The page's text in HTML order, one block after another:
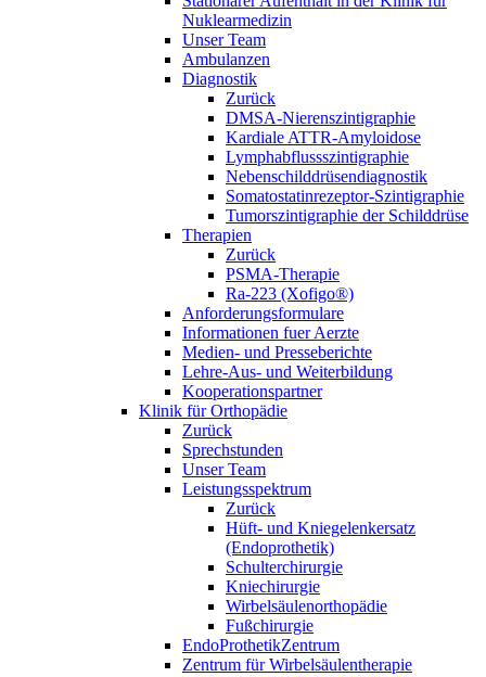
Nuklearmedizin
Unser Team
Ambulanzen
Diagnostik
Zurück
DMSA-Nierenszintigraphie
Kardiale ATTR-Amyloidose
Lymphabflussszintigraphie
Nebenschilddrüsendiagnostik
Somatostatinrezeptor-Szintigraphie
Tumorszintigraphie der Schilddrüse
Therapien
Zurück
PSMA-Therapie
Ra-223 (Xofigo®)
Anforderungsformulare
Informationen fuer Aerzte
Medien- und Presseberichte
Lehre-Aus- und Weiterbildung
Kooperationspartner
Klinik für Orthopädie
Zurück
Sprechstunden
Unser Team
Leistungsspektrum
Zurück
Hüft- und Kniegelenkersatz
(Endoprothetik)
Schulterchirurgie
Kniechirurgie
Wirbelsäulenorthopädie
Fußchirurgie
EndoProthetikZentrum
Zentrum für Wirbelsäulentherapie